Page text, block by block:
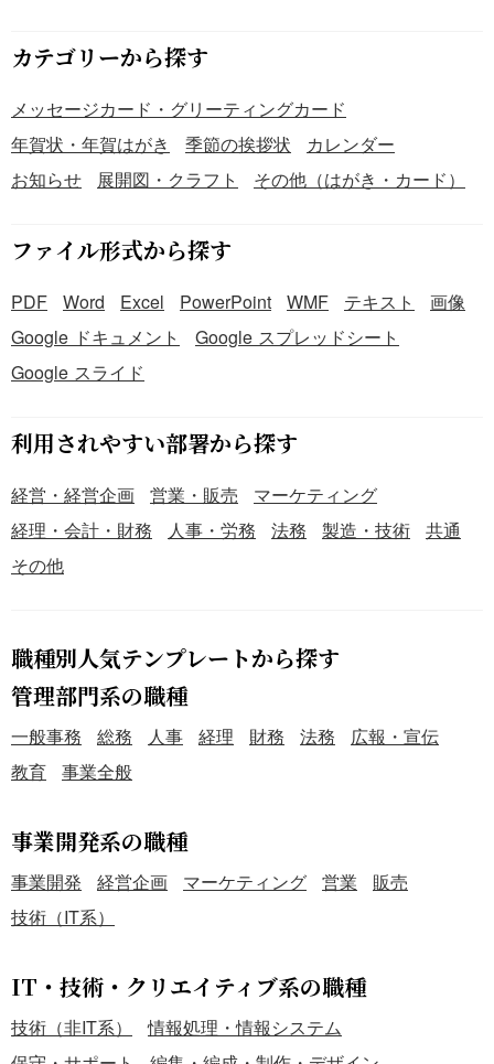
カテゴリーから探す
メッセージカード・グリーティングカード
年賀状・年賀はがき
季節の挨拶状
カレンダー
お知らせ
展開図・クラフト その他（はがき・カード）
ファイル形式から探す
PDF Word Excel PowerPoint WMF テキスト
画像
Google ドキュメント
Google スプレッドシート
Google スライド
利用されやすい部署から探す
経営・経営企画 営業・販売
マーケティング
経理・会計・財務
人事・労務 法務 製造・技術
共通
その他
職種別人気テンプレートから探す
管理部門系の職種
一般事務 総務 人事 経理 財務 法務
広報・宣伝
教育
事業全般
事業開発系の職種
事業開発 経営企画 マーケティング 営業
販売
技術（IT系）
IT・技術・クリエイティブ系の職種
技術（非IT系）
情報処理・情報システム